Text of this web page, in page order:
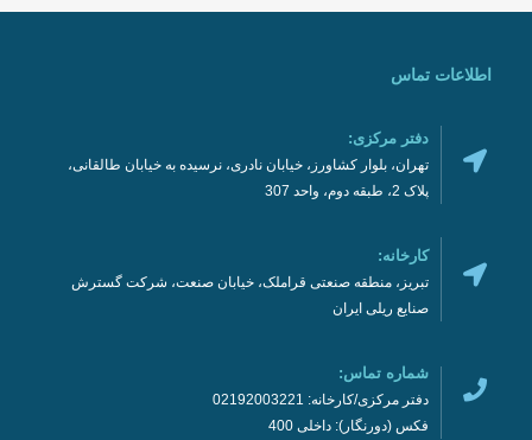
اطلاعات تماس
دفتر مرکزی:
تهران، بلوار کشاورز، خیابان نادری، نرسیده به خیابان طالقانی،
پلاک 2، طبقه دوم، واحد 307
کارخانه:
تبریز، منطقه صنعتی قراملک، خیابان صنعت، شرکت گسترش
صنایع ریلی ایران
شماره تماس:
دفتر مرکزی/کارخانه: 02192003221
فکس (دورنگار): داخلی 400